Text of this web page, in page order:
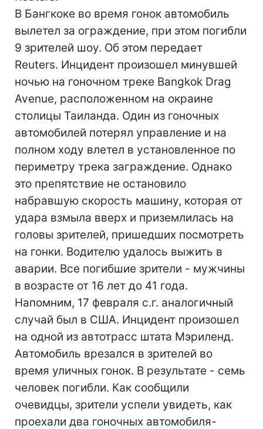
В Бангкоке во время гонок автомобиль
вылетел за ограждение, при этом погибли
9 зрителей шоу. Об этом передает
Reuters. Инцидент произошел минувшей
ночью на гоночном треке Bangkok Drag
Avenue, расположенном на окраине
столицы Таиланда. Один из гоночных
автомобилей потерял управление и на
полном ходу влетел в установленное по
периметру трека заграждение. Однако
это препятствие не остановило
набравшую скорость машину, которая от
удара взмыла вверх и приземлилась на
головы зрителей, пришедших посмотреть
на гонки. Водителю удалось выжить в
аварии. Все погибшие зрители - мужчины
в возрасте от 16 лет до 41 года.
Напомним, 17 февраля с.г. аналогичный
случай был в США. Инцидент произошел
на одной из автотрасс штата Мэриленд.
Автомобиль врезался в зрителей во
время уличных гонок. В результате - семь
человек погибли. Как сообщили
очевидцы, зрители успели увидеть, как
проехали два гоночных автомобиля-